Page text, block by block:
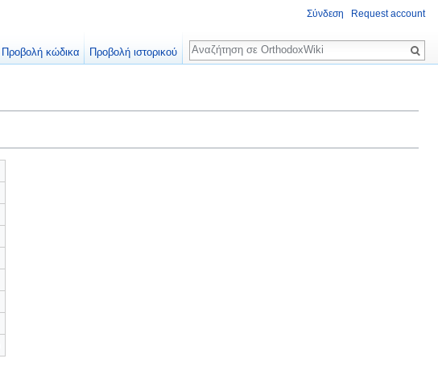
Σύνδεση Request account
Προβολή κώδικα Προβολή ιστορικού
Αναζήτηση